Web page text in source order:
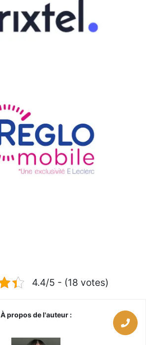
4.4/5 - (18 votes)
À propos de l'auteur :